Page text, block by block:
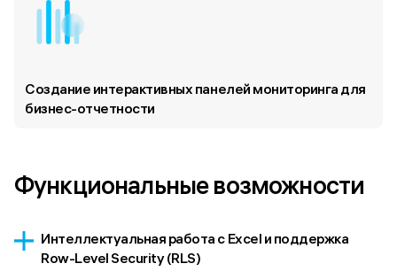
Создание интерактивных панелей мониторинга для
бизнес-отчетности
Функциональные возможности
Интеллектуальная работа с Excel и поддержка
Row-Level Security (RLS)